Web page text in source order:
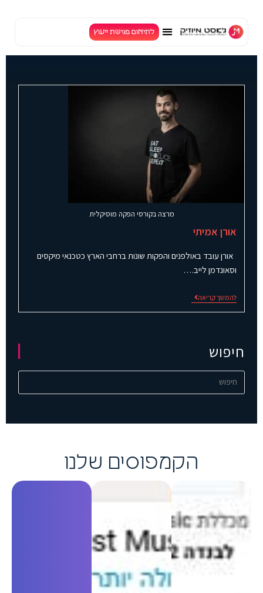
לתיאום פגישת ייעוץ
מרצה בקורסי הפקה מוסיקלית
אורן אמיתי
אורן עובד באולפנים והפקות שונות ברחבי הארץ כטכנאי מיקסים
וסאונדמן לייב.…
להמשך קריאה
חיפוש
הקמפוסים שלנו